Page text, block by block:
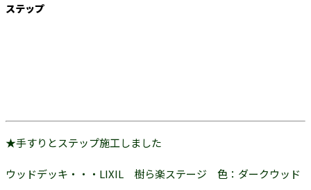
ステップ
★手すりとステップ施工しました
ウッドデッキ・・・LIXIL 樹ら楽ステージ 色：ダークウッド